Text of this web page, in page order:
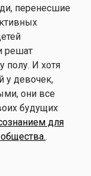
перенесшие
решат
полу. И хотя
у девочек,
они все
будущих
для
.